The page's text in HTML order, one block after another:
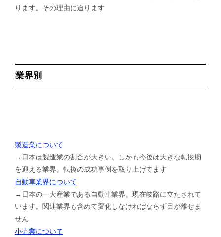
ります。その理由に迫ります
業界別
製造業について
→日本は製造業の割合が大きい。しかも今後は大きな転換期
を迎える業界。転換の成功事例を取り上げてます
自動車業界について
→日本の一大産業である自動車業界。現在岐路に立たされて
います。関連業界も含めて変化しなければならず目が離せま
せん
小売業について